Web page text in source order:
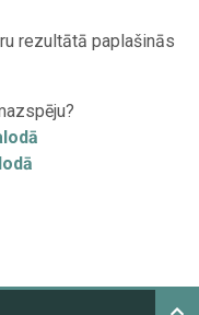
rezultātā paplašinās